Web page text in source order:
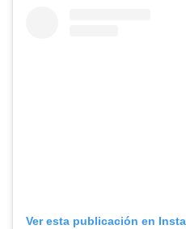
Ver esta publicación en